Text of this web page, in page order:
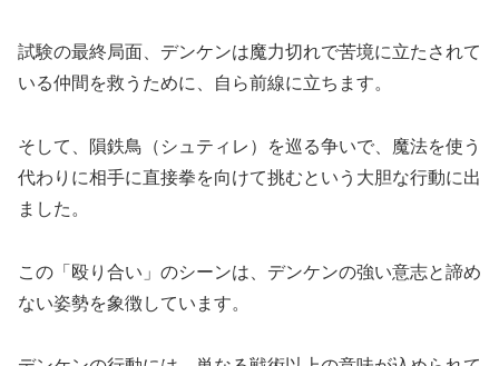
試験の最終局面、デンケンは魔力切れで苦境に立たされて
いる仲間を救うために、自ら前線に立ちます。
そして、隕鉄鳥（シュティレ）を巡る争いで、魔法を使う
代わりに相手に直接拳を向けて挑むという大胆な行動に出
ました。
この「殴り合い」のシーンは、デンケンの強い意志と諦め
ない姿勢を象徴しています。